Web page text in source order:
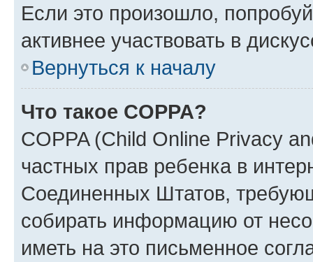
Если это произошло,
активнее участвовать в
Вернуться к началу
Что такое COPPA?
COPPA (Child Online Privacy
частных прав ребенка в
Соединенных Штатов,
собирать информацию от
иметь на это письменное